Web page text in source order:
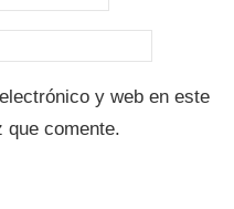
y web en este
que comente.